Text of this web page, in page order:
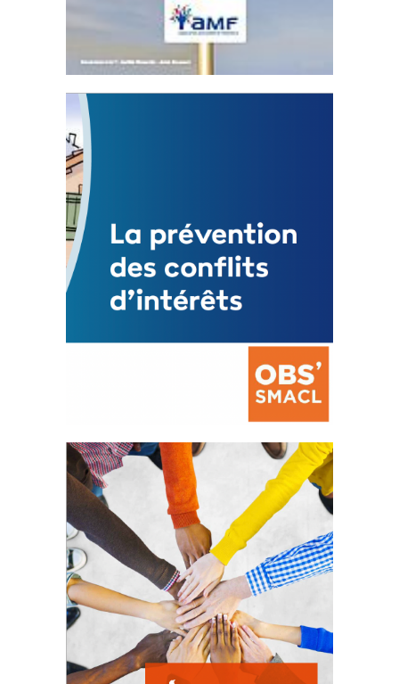
Statut de l’élu local
3 avril 2024
Mise à jour avril 2024
FEUILLETER
La prévention des conflits
d’intérêts
18 septembre 2023
FEUILLETER